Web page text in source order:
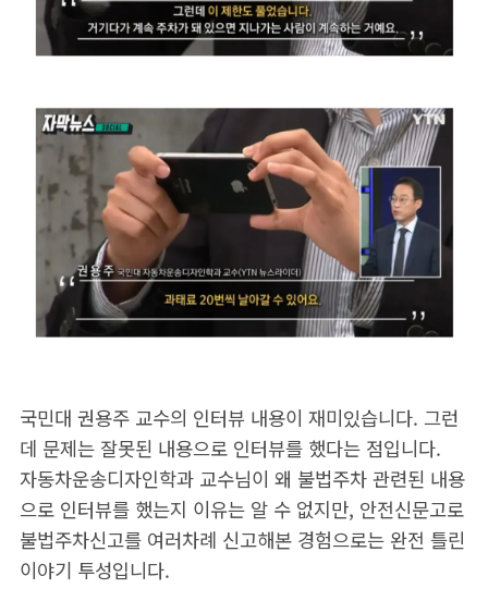
국민대 권용주 교수의 인터뷰 내용이 재미있습니다. 그런
데 문제는 잘못된 내용으로 인터뷰를 했다는 점입니다.
자동차운송디자인학과 교수님이 왜 불법주차 관련된 내용
으로 인터뷰를 했는지 이유는 알 수 없지만, 안전신문고로
불법주차신고를 여러차례 신고해본 경험으로는 완전 틀린
이야기 투성입니다.